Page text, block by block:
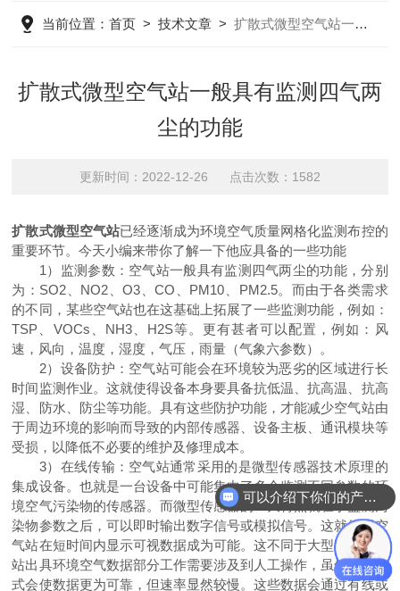
当前位置：首页 >技术文章 >扩散式微型空气站一般具有监测四气两尘的功能
扩散式微型空气站一般具有监测四气两
尘的功能
更新时间：2022-12-26 点击次数：1582
扩散式微型空气站已经逐渐成为环境空气质量网格化监测布控的
重要环节。今天小编来带你了解一下他应具备的一些功能
1）监测参数：空气站一般具有监测四气两尘的功能，分别
为：SO2、NO2、O3、CO、PM10、PM2.5。而由于各类需求
的不同，某些空气站也在这基础上拓展了一些监测功能，例如：
TSP、VOCs、NH3、H2S等。更有甚者可以配置，例如：风
速，风向，温度，湿度，气压，雨量（气象六参数）。
2）设备防护：空气站可能会在环境较为恶劣的区域进行长
时间监测作业。这就使得设备本身要具备抗低温、抗高温、抗高
湿、防水、防尘等功能。具有这些防护功能，才能减少空气站由
于周边环境的影响而导致的内部传感器、设备主板、通讯模块等
受损，以降低不必要的维护及修理成本。
3）在线传输：空气站通常采用的是微型传感器技术原理的
集成设备。也就是一台设备中可能集中了多个监测不同参数的环
境空气污染物的传感器。而微型传感器的一大特点就在于监测污
染物参数之后，可以即时输出数字信号或模拟信号。这就使得空
气站在短时间内显示可视数据成为可能。这不同于大型大气监测
站出具环境空气数据部分工作需要涉及到人工操作，虽然该种方
式会使数据更为可靠，但速率显然较慢。这些数据会通过有线或
可以介绍下你们的产品么